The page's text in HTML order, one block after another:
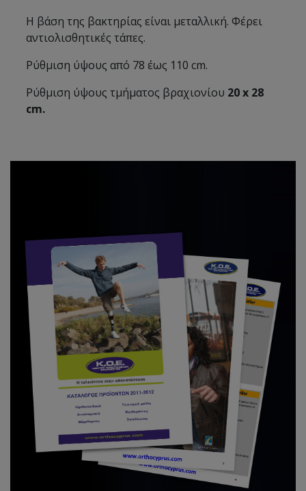
Η βάση της βακτηρίας είναι µεταλλική. Φέρει
αντιολισθητικές τάπες.
Ρύθµιση ύψους από 78 έως 110 cm.
Ρύθµιση ύψους τµήµατος βραχιονίου 20 x 28
cm.